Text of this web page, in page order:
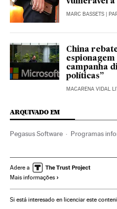
MARC BASSETS |
China
campanha
políticas”
MACARENA VIDAL
ARQUIVADO EM
Pegasus Software Programas
Diplomacia ABIN União Europeia
Pirata informático
Adere a
Mais informações
Si está interesado en licenciar este